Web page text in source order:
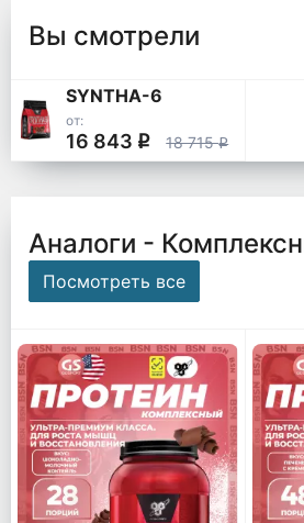
Вы смотрели
SYNTHA-6
от:
16 843 q 18 715q
Аналоги -
Посмотреть все